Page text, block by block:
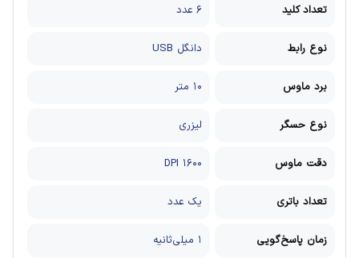
تعداد کلید ۶ عدد
نوع رابط دانگل USB
برد ماوس ۱۰ متر
نوع حسگر لیزری
دقت ماوس ۱۶۰۰ DPI
تعداد باتری یک عدد
زمان پاسخ‌گویی ۱ میلی‌ثانیه